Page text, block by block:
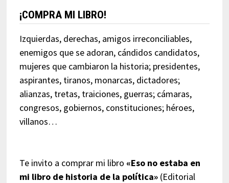
¡COMPRA MI LIBRO!
Izquierdas, derechas, amigos irreconciliables,
enemigos que se adoran, cándidos candidatos,
mujeres que cambiaron la historia; presidentes,
aspirantes, tiranos, monarcas, dictadores;
alianzas, tretas, traiciones, guerras; cámaras,
congresos, gobiernos, constituciones; héroes,
villanos…
Te invito a comprar mi libro «Eso no estaba en
mi libro de historia de la política»(Editorial